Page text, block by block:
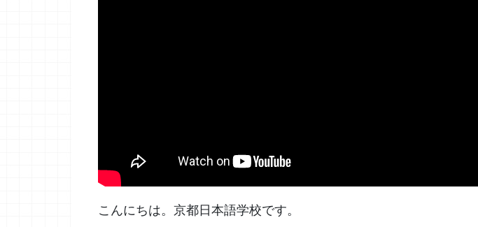
こんにちは。京都日本語学校です。